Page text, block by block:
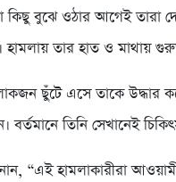
বুঝে ওঠার আগেই তারা
হামলায় তার হাত ও মাথায়
ছুঁটে এসে তাকে উদ্ধার
বর্তমানে তিনি সেখানেই
“এই হামলাকারীরা